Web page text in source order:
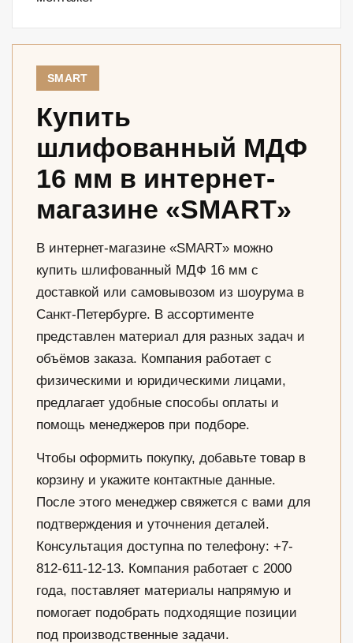
SMART
Купить
шлифованный МДФ
16 мм в интернет-
магазине «SMART»
В интернет-магазине «SMART» можно
купить шлифованный МДФ 16 мм с
доставкой или самовывозом из шоурума в
Санкт-Петербурге. В ассортименте
представлен материал для разных задач и
объёмов заказа. Компания работает с
физическими и юридическими лицами,
предлагает удобные способы оплаты и
помощь менеджеров при подборе.
Чтобы оформить покупку, добавьте товар в
корзину и укажите контактные данные.
После этого менеджер свяжется с вами для
подтверждения и уточнения деталей.
Консультация доступна по телефону: +7-
812-611-12-13. Компания работает с 2000
года, поставляет материалы напрямую и
помогает подобрать подходящие позиции
под производственные задачи.